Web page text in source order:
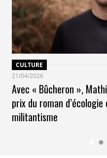
CULTURE
21/04/2026
Avec « Bûcheron »,
prix du roman
militantisme